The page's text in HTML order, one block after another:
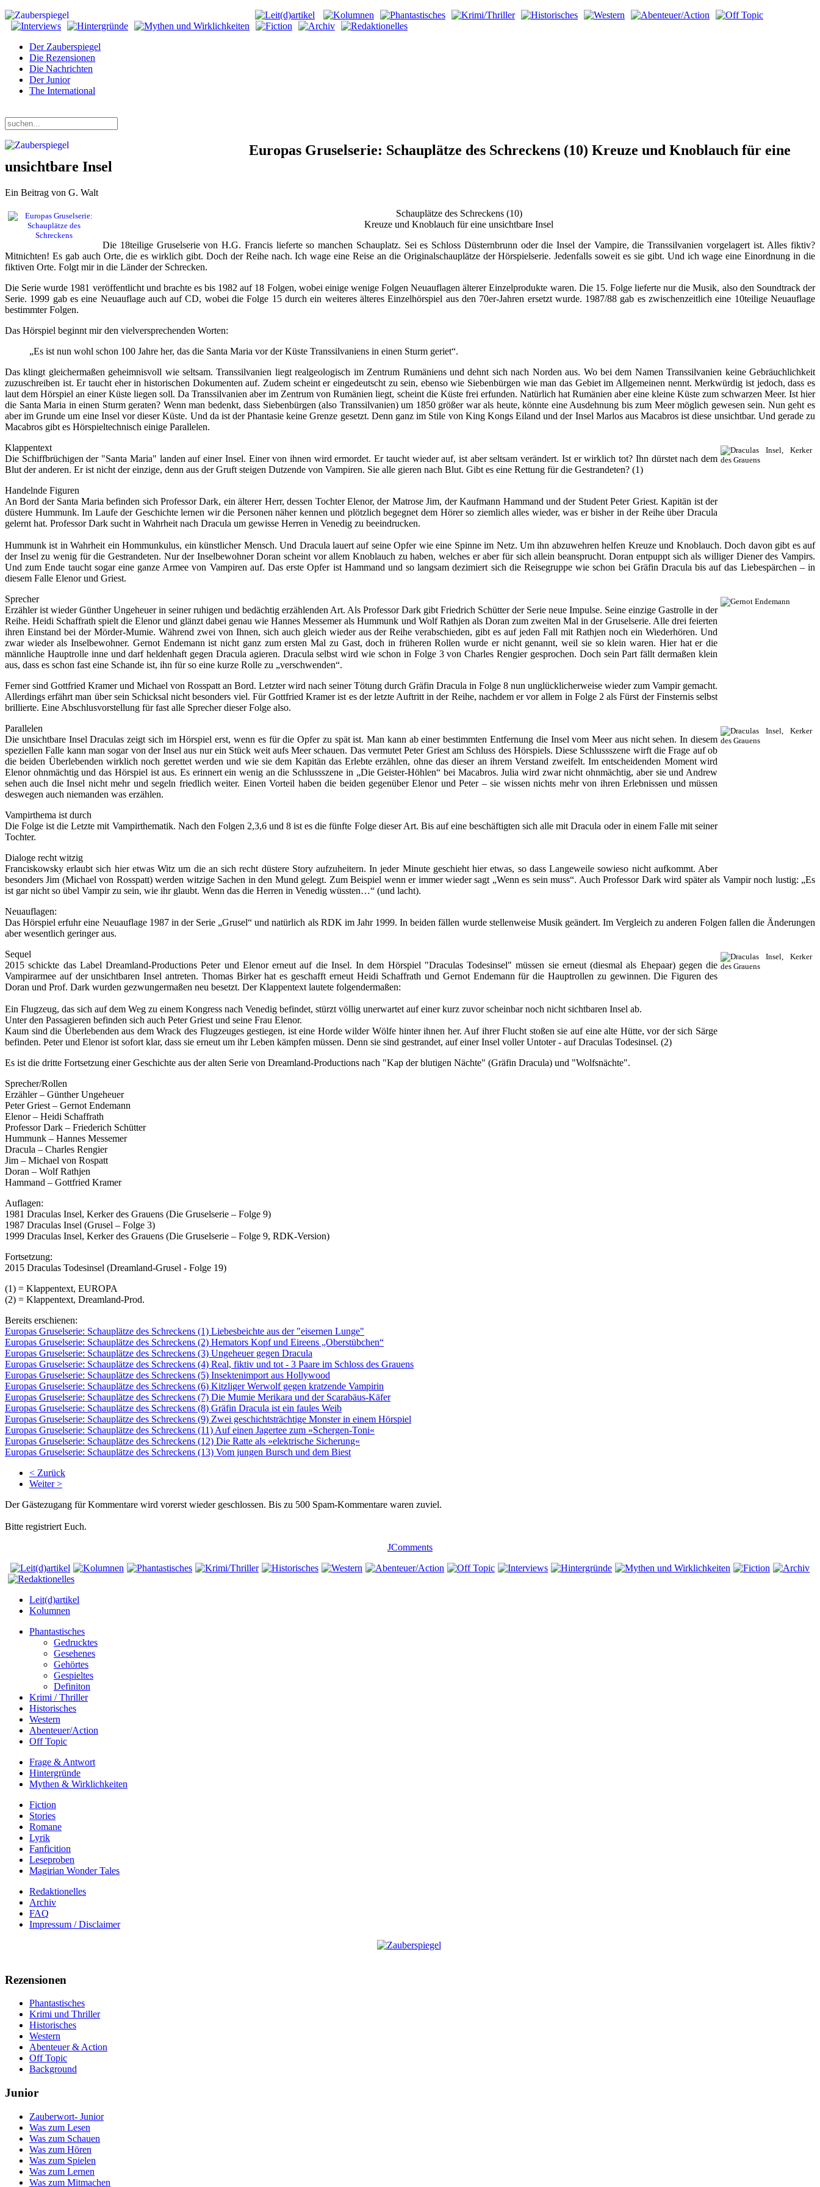
Der Zauberspiegel
Die Rezensionen
Die Nachrichten
Der Junior
The International
Europas Gruselserie: Schauplätze des Schreckens (10) Kreuze und Knoblauch für eine
unsichtbare Insel
Ein Beitrag von G. Walt
Schauplätze des Schreckens (10)
Kreuze und Knoblauch für eine unsichtbare Insel
Die 18teilige Gruselserie von H.G. Francis lieferte so manchen Schauplatz. Sei es Schloss Düsternbrunn oder die Insel der Vampire, die Transsilvanien vorgelagert ist. Alles fiktiv?
Mitnichten! Es gab auch Orte, die es wirklich gibt. Doch der Reihe nach. Ich wage eine Reise an die Originalschauplätze der Hörspielserie. Jedenfalls soweit es sie gibt. Und ich wage eine Einordnung in die
fiktiven Orte. Folgt mir in die Länder der Schrecken.
Die Serie wurde 1981 veröffentlicht und brachte es bis 1982 auf 18 Folgen, wobei einige wenige Folgen Neuauflagen älterer Einzelprodukte waren. Die 15. Folge lieferte nur die Musik, also den Soundtrack der
Serie. 1999 gab es eine Neuauflage auch auf CD, wobei die Folge 15 durch ein weiteres älteres Einzelhörspiel aus den 70er-Jahren ersetzt wurde. 1987/88 gab es zwischenzeitlich eine 10teilige Neuauflage
bestimmter Folgen.
Das Hörspiel beginnt mir den vielversprechenden Worten:
„Es ist nun wohl schon 100 Jahre her, das die Santa Maria vor der Küste Transsilvaniens in einen Sturm geriet“.
Das klingt gleichermaßen geheimnisvoll wie seltsam. Transsilvanien liegt realgeologisch im Zentrum Rumäniens und dehnt sich nach Norden aus. Wo bei dem Namen Transsilvanien keine Gebräuchlichkeit
zuzuschreiben ist. Er taucht eher in historischen Dokumenten auf. Zudem scheint er eingedeutscht zu sein, ebenso wie Siebenbürgen wie man das Gebiet im Allgemeinen nennt. Merkwürdig ist jedoch, dass es
laut dem Hörspiel an einer Küste liegen soll. Da Transsilvanien aber im Zentrum von Rumänien liegt, scheint die Küste frei erfunden. Natürlich hat Rumänien aber eine kleine Küste zum schwarzen Meer. Ist hier
die Santa Maria in einen Sturm geraten? Wenn man bedenkt, dass Siebenbürgen (also Transsilvanien) um 1850 größer war als heute, könnte eine Ausdehnung bis zum Meer möglich gewesen sein. Nun geht es
aber im Grunde um eine Insel vor dieser Küste. Und da ist der Phantasie keine Grenze gesetzt. Denn ganz im Stile von King Kongs Eiland und der Insel Marlos aus Macabros ist diese unsichtbar. Und gerade zu
Macabros gibt es Hörspieltechnisch einige Parallelen.
Klappentext
Die Schiffbrüchigen der "Santa Maria" landen auf einer Insel. Einer von ihnen wird ermordet. Er taucht wieder auf, ist aber seltsam verändert. Ist er wirklich tot? Ihn dürstet nach dem
Blut der anderen. Er ist nicht der einzige, denn aus der Gruft steigen Dutzende von Vampiren. Sie alle gieren nach Blut. Gibt es eine Rettung für die Gestrandeten? (1)
Handelnde Figuren
An Bord der Santa Maria befinden sich Professor Dark, ein älterer Herr, dessen Tochter Elenor, der Matrose Jim, der Kaufmann Hammand und der Student Peter Griest. Kapitän ist der
düstere Hummunk. Im Laufe der Geschichte lernen wir die Personen näher kennen und plötzlich begegnet dem Hörer so ziemlich alles wieder, was er bisher in der Reihe über Dracula
gelernt hat. Professor Dark sucht in Wahrheit nach Dracula um gewisse Herren in Venedig zu beeindrucken.
Hummunk ist in Wahrheit ein Hommunkulus, ein künstlicher Mensch. Und Dracula lauert auf seine Opfer wie eine Spinne im Netz. Um ihn abzuwehren helfen Kreuze und Knoblauch. Doch davon gibt es auf
der Insel zu wenig für die Gestrandeten. Nur der Inselbewohner Doran scheint vor allem Knoblauch zu haben, welches er aber für sich allein beansprucht. Doran entpuppt sich als williger Diener des Vampirs.
Und zum Ende taucht sogar eine ganze Armee von Vampiren auf. Das erste Opfer ist Hammand und so langsam dezimiert sich die Reisegruppe wie schon bei Gräfin Dracula bis auf das Liebespärchen – in
diesem Falle Elenor und Griest.
Sprecher
Erzähler ist wieder Günther Ungeheuer in seiner ruhigen und bedächtig erzählenden Art. Als Professor Dark gibt Friedrich Schütter der Serie neue Impulse. Seine einzige Gastrolle in der
Reihe. Heidi Schaffrath spielt die Elenor und glänzt dabei genau wie Hannes Messemer als Hummunk und Wolf Rathjen als Doran zum zweiten Mal in der Gruselserie. Alle drei feierten
ihren Einstand bei der Mörder-Mumie. Während zwei von Ihnen, sich auch gleich wieder aus der Reihe verabschieden, gibt es auf jeden Fall mit Rathjen noch ein Wiederhören. Und
zwar wieder als Inselbewohner. Gernot Endemann ist nicht ganz zum ersten Mal zu Gast, doch in früheren Rollen wurde er nicht genannt, weil sie so klein waren. Hier hat er die
männliche Hauptrolle inne und darf heldenhaft gegen Dracula agieren. Dracula selbst wird wie schon in Folge 3 von Charles Rengier gesprochen. Doch sein Part fällt dermaßen klein
aus, dass es schon fast eine Schande ist, ihn für so eine kurze Rolle zu „verschwenden“.
Ferner sind Gottfried Kramer und Michael von Rosspatt an Bord. Letzter wird nach seiner Tötung durch Gräfin Dracula in Folge 8 nun unglücklicherweise wieder zum Vampir gemacht.
Allerdings erfährt man über sein Schicksal nicht besonders viel. Für Gottfried Kramer ist es der letzte Auftritt in der Reihe, nachdem er vor allem in Folge 2 als Fürst der Finsternis selbst
brillierte. Eine Abschlusvorstellung für fast alle Sprecher dieser Folge also.
Parallelen
Die unsichtbare Insel Draculas zeigt sich im Hörspiel erst, wenn es für die Opfer zu spät ist. Man kann ab einer bestimmten Entfernung die Insel vom Meer aus nicht sehen. In diesem
speziellen Falle kann man sogar von der Insel aus nur ein Stück weit aufs Meer schauen. Das vermutet Peter Griest am Schluss des Hörspiels. Diese Schlussszene wirft die Frage auf ob
die beiden Überlebenden wirklich noch gerettet werden und wie sie dem Kapitän das Erlebte erzählen, ohne das dieser an ihrem Verstand zweifelt. Im entscheidenden Moment wird
Elenor ohnmächtig und das Hörspiel ist aus. Es erinnert ein wenig an die Schlussszene in „Die Geister-Höhlen“ bei Macabros. Julia wird zwar nicht ohnmächtig, aber sie und Andrew
sehen auch die Insel nicht mehr und segeln friedlich weiter. Einen Vorteil haben die beiden gegenüber Elenor und Peter – sie wissen nichts mehr von ihren Erlebnissen und müssen
deswegen auch niemanden was erzählen.
Vampirthema ist durch
Die Folge ist die Letzte mit Vampirthematik. Nach den Folgen 2,3,6 und 8 ist es die fünfte Folge dieser Art. Bis auf eine beschäftigten sich alle mit Dracula oder in einem Falle mit seiner
Tochter.
Dialoge recht witzig
Franciskowsky erlaubt sich hier etwas Witz um die an sich recht düstere Story aufzuheitern. In jeder Minute geschieht hier etwas, so dass Langeweile sowieso nicht aufkommt. Aber
besonders Jim (Michael von Rosspatt) werden witzige Sachen in den Mund gelegt. Zum Beispiel wenn er immer wieder sagt „Wenn es sein muss“. Auch Professor Dark wird später als Vampir noch lustig: „Es
ist gar nicht so übel Vampir zu sein, wie ihr glaubt. Wenn das die Herren in Venedig wüssten…“ (und lacht).
Neuauflagen:
Das Hörspiel erfuhr eine Neuauflage 1987 in der Serie „Grusel“ und natürlich als RDK im Jahr 1999. In beiden fällen wurde stellenweise Musik geändert. Im Vergleich zu anderen Folgen fallen die Änderungen
aber wesentlich geringer aus.
Sequel
2015 schickte das Label Dreamland-Productions Peter und Elenor erneut auf die Insel. In dem Hörspiel "Draculas Todesinsel" müssen sie erneut (diesmal als Ehepaar) gegen die
Vampirarmee auf der unsichtbaren Insel antreten. Thomas Birker hat es geschafft erneut Heidi Schaffrath und Gernot Endemann für die Hauptrollen zu gewinnen. Die Figuren des
Doran und Prof. Dark wurden gezwungermaßen neu besetzt. Der Klappentext lautete folgendermaßen:
Ein Flugzeug, das sich auf dem Weg zu einem Kongress nach Venedig befindet, stürzt völlig unerwartet auf einer kurz zuvor scheinbar noch nicht sichtbaren Insel ab.
Unter den Passagieren befinden sich auch Peter Griest und seine Frau Elenor.
Kaum sind die Überlebenden aus dem Wrack des Flugzeuges gestiegen, ist eine Horde wilder Wölfe hinter ihnen her. Auf ihrer Flucht stoßen sie auf eine alte Hütte, vor der sich Särge
befinden. Peter und Elenor ist sofort klar, dass sie erneut um ihr Leben kämpfen müssen. Denn sie sind gestrandet, auf einer Insel voller Untoter - auf Draculas Todesinsel. (2)
Es ist die dritte Fortsetzung einer Geschichte aus der alten Serie von Dreamland-Productions nach "Kap der blutigen Nächte" (Gräfin Dracula) und "Wolfsnächte".
Sprecher/Rollen
Erzähler – Günther Ungeheuer
Peter Griest – Gernot Endemann
Elenor – Heidi Schaffrath
Professor Dark – Friederich Schütter
Hummunk – Hannes Messemer
Dracula – Charles Rengier
Jim – Michael von Rospatt
Doran – Wolf Rathjen
Hammand – Gottfried Kramer
Auflagen:
1981 Draculas Insel, Kerker des Grauens (Die Gruselserie – Folge 9)
1987 Draculas Insel (Grusel – Folge 3)
1999 Draculas Insel, Kerker des Grauens (Die Gruselserie – Folge 9, RDK-Version)
Fortsetzung:
2015 Draculas Todesinsel (Dreamland-Grusel - Folge 19)
(1) = Klappentext, EUROPA
(2) = Klappentext, Dreamland-Prod.
Bereits erschienen:
Europas Gruselserie: Schauplätze des Schreckens (1) Liebesbeichte aus der "eisernen Lunge"
Europas Gruselserie: Schauplätze des Schreckens (2) Hemators Kopf und Eireens „Oberstübchen“
Europas Gruselserie: Schauplätze des Schreckens (3) Ungeheuer gegen Dracula
Europas Gruselserie: Schauplätze des Schreckens (4) Real, fiktiv und tot - 3 Paare im Schloss des Grauens
Europas Gruselserie: Schauplätze des Schreckens (5) Insektenimport aus Hollywood
Europas Gruselserie: Schauplätze des Schreckens (6) Kitzliger Werwolf gegen kratzende Vampirin
Europas Gruselserie: Schauplätze des Schreckens (7) Die Mumie Merikara und der Scarabäus-Käfer
Europas Gruselserie: Schauplätze des Schreckens (8) Gräfin Dracula ist ein faules Weib
Europas Gruselserie: Schauplätze des Schreckens (9) Zwei geschichtsträchtige Monster in einem Hörspiel
Europas Gruselserie: Schauplätze des Schreckens (11) Auf einen Jagertee zum »Schergen-Toni«
Europas Gruselserie: Schauplätze des Schreckens (12) Die Ratte als »elektrische Sicherung«
Europas Gruselserie: Schauplätze des Schreckens (13) Vom jungen Bursch und dem Biest
< Zurück
Weiter >
Der Gästezugang für Kommentare wird vorerst wieder geschlossen. Bis zu 500 Spam-Kommentare waren zuviel.
Bitte registriert Euch.
JComments
Leit(d)artikel
Kolumnen
Phantastisches
Gedrucktes
Gesehenes
Gehörtes
Gespieltes
Definiton
Krimi / Thriller
Historisches
Western
Abenteuer/Action
Off Topic
Frage & Antwort
Hintergründe
Mythen & Wirklichkeiten
Fiction
Stories
Romane
Lyrik
Fanficition
Leseproben
Magirian Wonder Tales
Redaktionelles
Archiv
FAQ
Impressum / Disclaimer
Rezensionen
Phantastisches
Krimi und Thriller
Historisches
Western
Abenteuer & Action
Off Topic
Background
Junior
Zauberwort- Junior
Was zum Lesen
Was zum Schauen
Was zum Hören
Was zum Spielen
Was zum Lernen
Was zum Mitmachen